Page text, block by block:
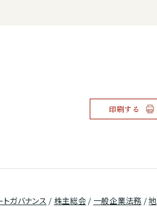
印刷する
ガバナンス / 株主総会/ 一般企業法務 /地